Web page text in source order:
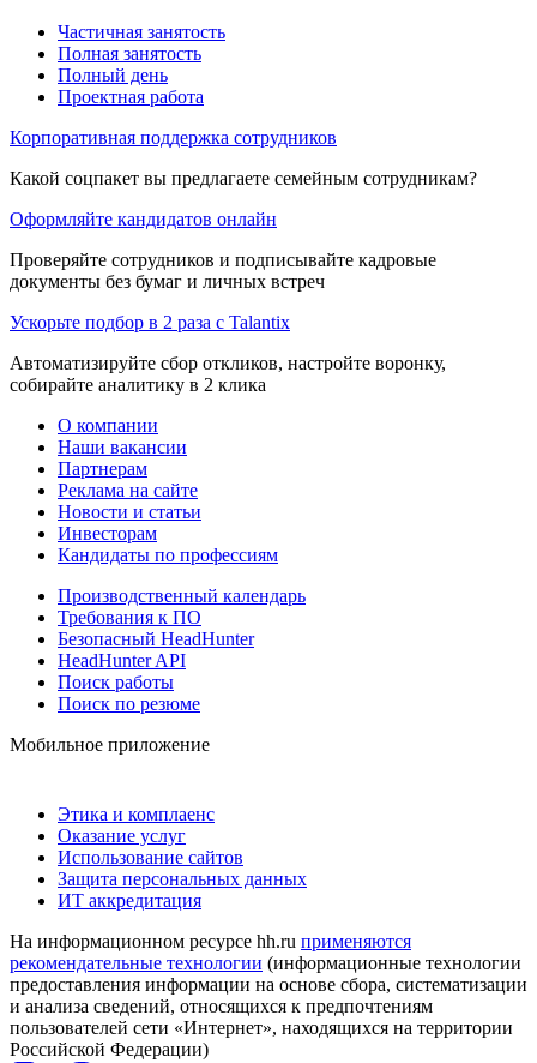
Частичная занятость
Полная занятость
Полный день
Проектная работа
Корпоративная поддержка сотрудников
Какой соцпакет вы предлагаете семейным сотрудникам?
Оформляйте кандидатов онлайн
Проверяйте сотрудников и подписывайте кадровые
документы без бумаг и личных встреч
Ускорьте подбор в 2 раза с Talantix
Автоматизируйте сбор откликов, настройте воронку,
собирайте аналитику в 2 клика
О компании
Наши вакансии
Партнерам
Реклама на сайте
Новости и статьи
Инвесторам
Кандидаты по профессиям
Производственный календарь
Требования к ПО
Безопасный HeadHunter
HeadHunter API
Поиск работы
Поиск по резюме
Мобильное приложение
Этика и комплаенс
Оказание услуг
Использование сайтов
Защита персональных данных
ИТ аккредитация
На информационном ресурсе hh.ru применяются
рекомендательные технологии (информационные технологии
предоставления информации на основе сбора, систематизации
и анализа сведений, относящихся к предпочтениям
пользователей сети «Интернет», находящихся на территории
Российской Федерации)